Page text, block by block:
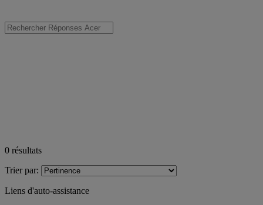
0 résultats
Trier par:
Liens d'auto-assistance